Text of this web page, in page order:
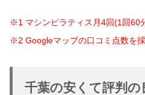
※1 マシンピラティス月4回(1回60
※2 Googleマップの口コミ点数を
千葉の安くて評判